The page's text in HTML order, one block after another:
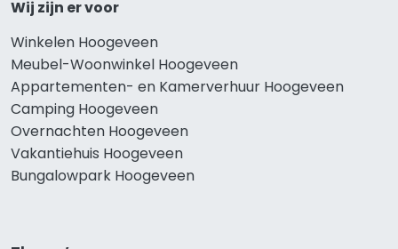
Wij zijn er voor
Winkelen Hoogeveen
Meubel-Woonwinkel Hoogeveen
Appartementen- en Kamerverhuur Hoogeveen
Camping Hoogeveen
Overnachten Hoogeveen
Vakantiehuis Hoogeveen
Bungalowpark Hoogeveen